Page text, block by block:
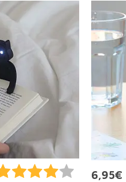
6,95€